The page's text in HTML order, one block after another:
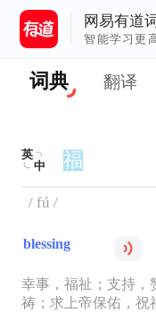
网易有道
智能学习更
词典 翻译
英
中
/ fú /
blessing
幸事，福祉；支持，
祷；求上帝保佑，祝